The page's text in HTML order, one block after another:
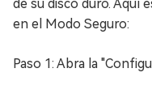
de su disco duro. Aquí
en el Modo Seguro:
Paso 1: Abra la